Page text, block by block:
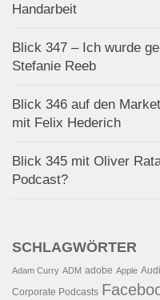
Handarbeit
Blick 347 – Ich wurde
Stefanie Reeb
Blick 346 auf den
mit Felix Hederich
Blick 345 mit Oliver
Podcast?
SCHLAGWÖRTER
Adam Curry ADM adobe Apple
Corporate Podcasts